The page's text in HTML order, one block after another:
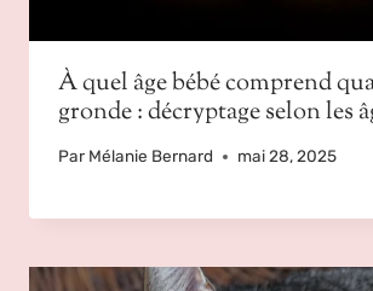
À quel âge bébé comprend
gronde : décryptage selon les
Par Mélanie Bernard mai 28, 2025